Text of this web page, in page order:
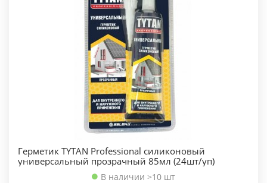
Герметик TYTAN Professional силиконовый
универсальный прозрачный 85мл (24шт/уп)
В наличии >10 шт